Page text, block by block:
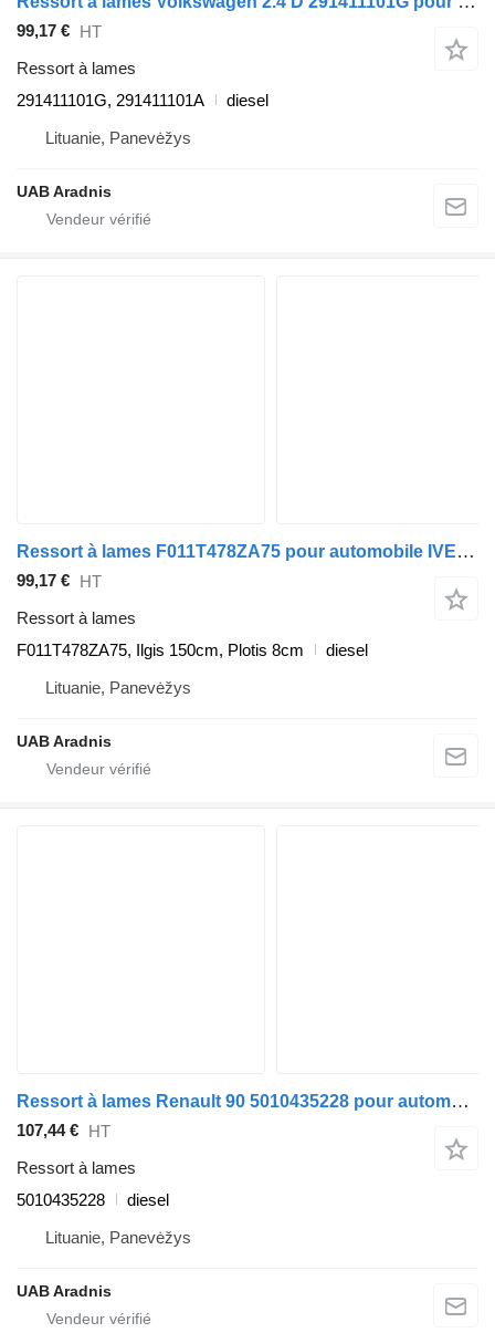
99,17 € HT
Ressort à lames
291411101G, 291411101A
diesel
Lituanie, Panevėžys
UAB Aradnis
Ressort à lames F011T478ZA75 pour automobile IVECO DAILY IV Minibus / passenger
99,17 € HT
Ressort à lames
F011T478ZA75, Ilgis 150cm, Plotis 8cm
diesel
Lituanie, Panevėžys
UAB Aradnis
Ressort à lames Renault 90 5010435228 pour automobile Renault MASCOTT Dump truck
107,44 € HT
Ressort à lames
5010435228
diesel
Lituanie, Panevėžys
UAB Aradnis